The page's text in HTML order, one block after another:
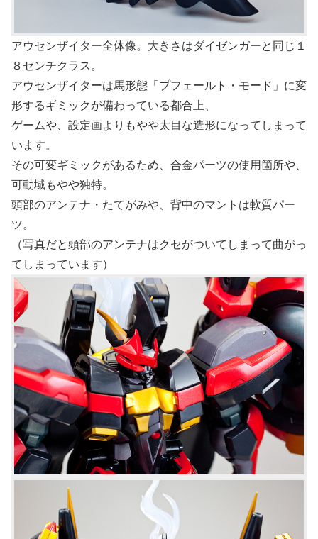
アウセンザイター全体像。大きさはダイゼンガーと同じ１
８センチクラス。
アウセンザイターは馬形態「プフェールト・モード」に変
形するギミックが備わっている都合上、
ゲームや、設定画よりもやや太目な造形になってしまって
います。
その可変ギミックがあるため、合金パーツの使用箇所や、
可動域もやや独特。
頭部のアンテナ・たてがみや、背中のマントは軟質パー
ツ。
（写真だと頭部のアンテナはクセがついてしまって曲がっ
てしまっています）